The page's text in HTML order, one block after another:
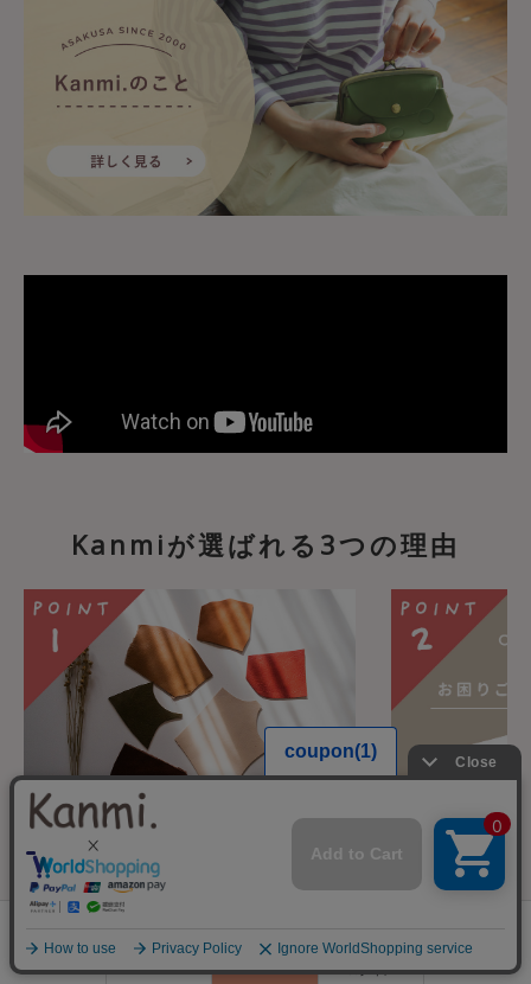
Kanmiが選ばれる3つの理由
Kanmiこだわりの”モノづ
くり”
Kanmiのアイテムはすべて日本の職
人さんの手で作られております。大
安心のカ
た、日々メー
会員登録
ログイン